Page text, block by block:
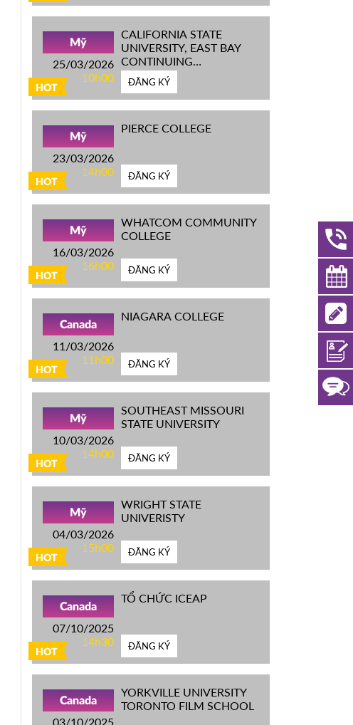
HOT
Mỹ
25/03/2026
10h00
CALIFORNIA STATE
UNIVERSITY, EAST BAY
CONTINUING
EDUCATION
ĐĂNG KÝ
HOT
Mỹ
23/03/2026
14h00
PIERCE COLLEGE
ĐĂNG KÝ
HOT
Mỹ
16/03/2026
16h00
WHATCOM COMMUNITY
COLLEGE
ĐĂNG KÝ
HOT
Canada
11/03/2026
11h00
NIAGARA COLLEGE
ĐĂNG KÝ
HOT
Mỹ
10/03/2026
14h00
SOUTHEAST MISSOURI
STATE UNIVERSITY
ĐĂNG KÝ
HOT
Mỹ
04/03/2026
15h00
WRIGHT STATE
UNIVERISTY
ĐĂNG KÝ
HOT
Canada
07/10/2025
14h30
TỔ CHỨC ICEAP
ĐĂNG KÝ
Canada
03/10/2025
YORKVILLE UNIVERSITY
TORONTO FILM SCHOOL